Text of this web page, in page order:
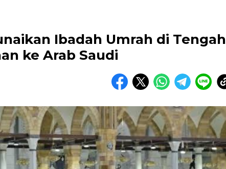
Ibadah Umrah di Tengah
ke Arab Saudi